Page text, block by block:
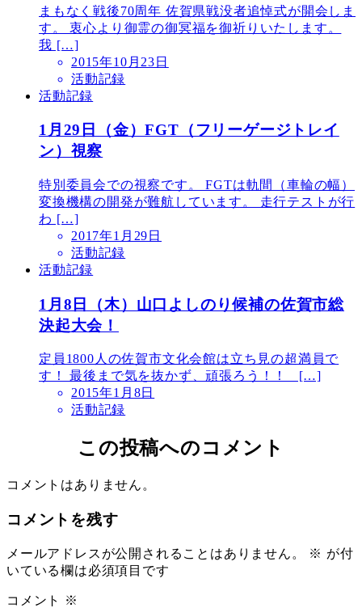
まもなく戦後70周年 佐賀県戦没者追悼式が開会しま
す。 衷心より御霊の御冥福を御祈りいたします。
我 […]
2015年10月23日
活動記録
活動記録
1月29日（金）FGT（フリーゲージトレイ
ン）視察
特別委員会での視察です。 FGTは軌間（車輪の幅）
変換機構の開発が難航しています。 走行テストが行
わ […]
2017年1月29日
活動記録
活動記録
1月8日（木）山口よしのり候補の佐賀市総
決起大会！
定員1800人の佐賀市文化会館は立ち見の超満員で
す！ 最後まで気を抜かず、頑張ろう！！ […]
2015年1月8日
活動記録
この投稿へのコメント
コメントはありません。
コメントを残す
メールアドレスが公開されることはありません。 ※ が付
いている欄は必須項目です
コメント ※